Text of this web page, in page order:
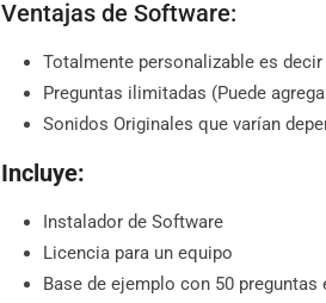
Ventajas de Software:
Totalmente personalizable es
Preguntas ilimitadas (Puede
Sonidos Originales que varían
Incluye:
Instalador de Software
Licencia para un equipo
Base de ejemplo con 50 preguntas